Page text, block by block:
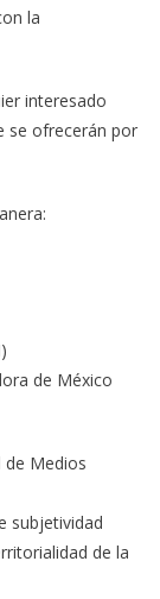
la
interesado
se ofrecerán por
de México
de Medios
subjetividad
de la